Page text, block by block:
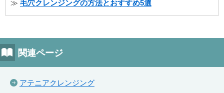
≫ 毛穴クレンジングの方法とおすすめ5選
関連ページ
アテニアクレンジング